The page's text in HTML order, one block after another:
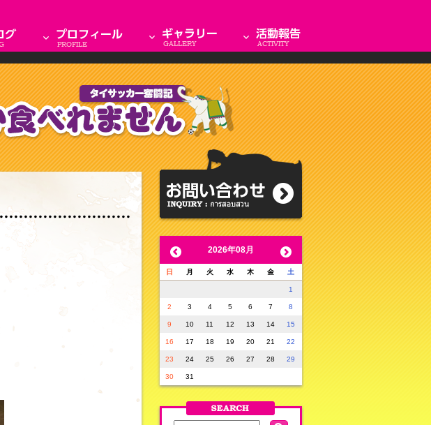
2026年08月
日 月 火 水 木 金 土
1
2 3 4 5 6 7 8
9 10 11 12 13 14 15
16 17 18 19 20 21 22
23 24 25 26 27 28 29
30 31